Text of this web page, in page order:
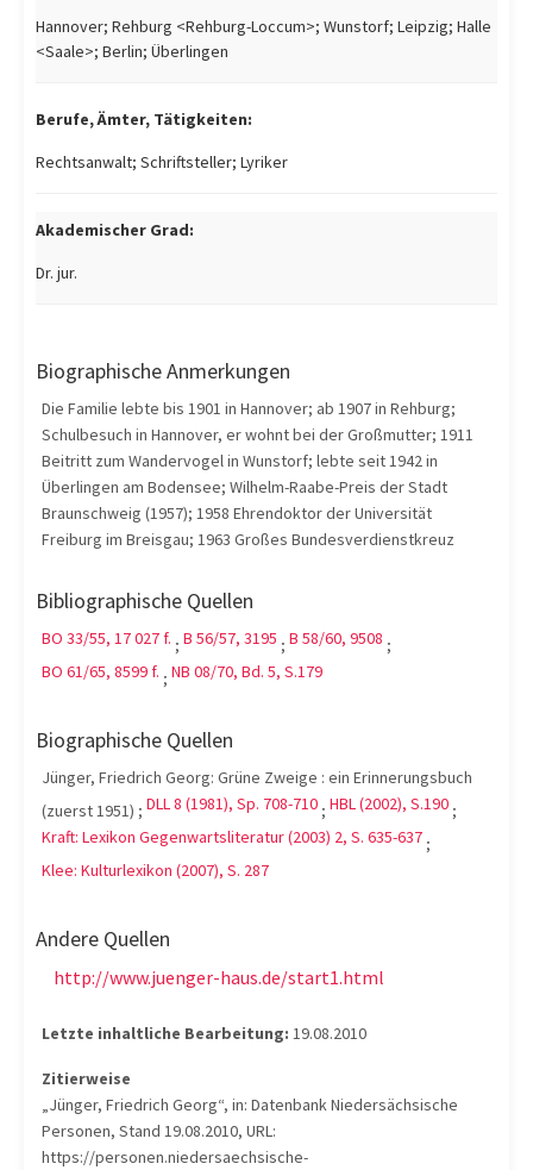
Hannover; Rehburg <Rehburg-Loccum>; Wunstorf; Leipzig; Halle
<Saale>; Berlin; Überlingen
Berufe, Ämter, Tätigkeiten:
Rechtsanwalt; Schriftsteller; Lyriker
Akademischer Grad:
Dr. jur.
Biographische Anmerkungen
Die Familie lebte bis 1901 in Hannover; ab 1907 in Rehburg;
Schulbesuch in Hannover, er wohnt bei der Großmutter; 1911
Beitritt zum Wandervogel in Wunstorf; lebte seit 1942 in
Überlingen am Bodensee; Wilhelm-Raabe-Preis der Stadt
Braunschweig (1957); 1958 Ehrendoktor der Universität
Freiburg im Breisgau; 1963 Großes Bundesverdienstkreuz
Bibliographische Quellen
BO 33/55, 17 027 f. ; B 56/57, 3195 ; B 58/60, 9508 ;
BO 61/65, 8599 f. ; NB 08/70, Bd. 5, S.179
Biographische Quellen
Jünger, Friedrich Georg: Grüne Zweige : ein Erinnerungsbuch
(zuerst 1951) ; DLL 8 (1981), Sp. 708-710 ; HBL (2002), S.190 ;
Kraft: Lexikon Gegenwartsliteratur (2003) 2, S. 635-637 ;
Klee: Kulturlexikon (2007), S. 287
Andere Quellen
http://www.juenger-haus.de/start1.html
Letzte inhaltliche Bearbeitung: 19.08.2010
Zitierweise
„Jünger, Friedrich Georg“, in: Datenbank Niedersächsische
Personen, Stand 19.08.2010, URL:
https://personen.niedersaechsische-